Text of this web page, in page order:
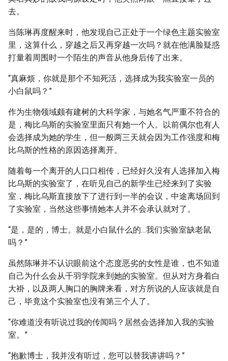
去。
当陈琳再度醒来时，他发现自己正处于一个绿色主题实验室
里，这算什么，穿越之后又再穿越一次吗？就在他满脸疑惑
打量着周围时一个陌生的声音从他身后传了出来。
“真麻烦，你就是那个不知死活，选择成为我实验室一员的
小白鼠吗？”
作为生物领域颇有建树的大科学家，与她名气严重不符合的
是，梅比乌斯的实验室里面只有她一个人。以前偶尔也有人
会选择成为她的学生，但一般两三天就会因为工作强度和梅
比乌斯的性格的原因选择离开。
随着每一个离开的人口口相传，已经好久没有人选择加入梅
比乌斯的实验室了，在听见自己的新学生已经来到了实验
室，梅比乌斯直接放下了进行到一半的会议，中途离场回到
了实验室，当然这些事情她本人并不会承认就对了。
“是，是的，博士。就是小白鼠什么的…我们实验室缺老鼠
吗？”
虽然陈琳并不认识眼前这个态度恶劣的女性是谁，也不知道
自己为什么会从千羽学院来到她的实验室。但从对方身着白
大褂，以及两人胸口的胸牌来看，对方所说的人应该就是自
己，毕竟这个实验室也没有第三个人了。
“你难道没有听说过我的传闻吗？居然会选择加入我的实验
室。”
“抱歉博士，我并没有听过，您可以替我讲讲吗？”